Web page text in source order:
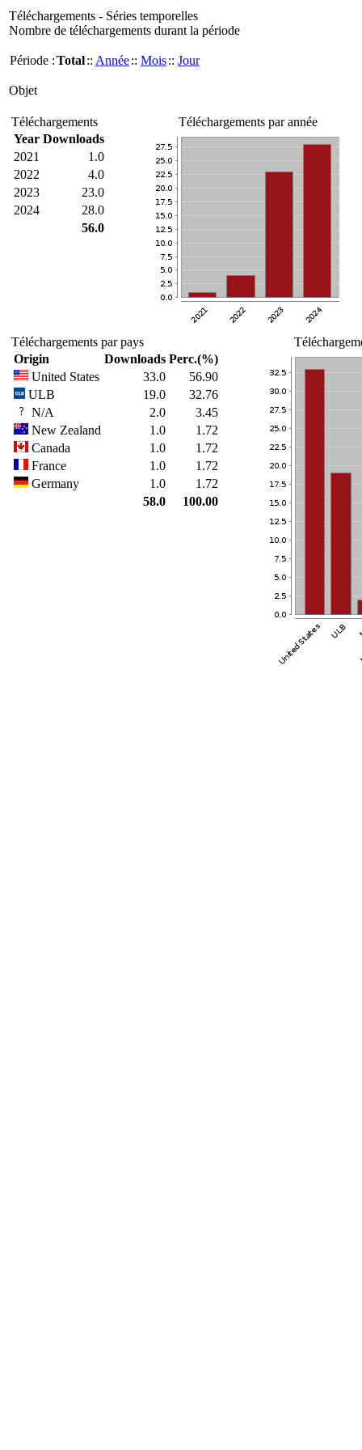
Téléchargements - Séries temporelles
Nombre de téléchargements durant la période
Période :Total:: Année:: Mois:: Jour
Objet
Téléchargements
Year Downloads
2021
1.0
2022
4.0
2023
23.0
2024
28.0
56.0
Téléchargements par année
Téléchargements par pays
Origin
Downloads Perc.(%)
United States
33.0
56.90
ULB
19.0
32.76
N/A
2.0
3.45
New Zealand
1.0
1.72
Canada
1.0
1.72
France
1.0
1.72
Germany
1.0
1.72
58.0
100.00